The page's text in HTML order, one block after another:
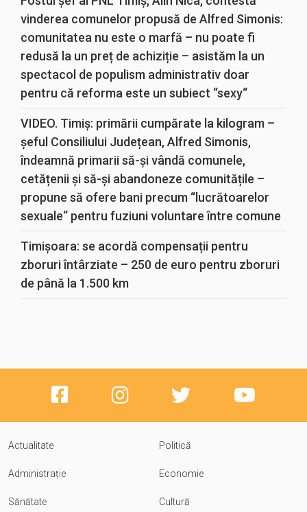
vinderea comunelor propusă de Alfred Simonis:
comunitatea nu este o marfă – nu poate fi
redusă la un preț de achiziție – asistăm la un
spectacol de populism administrativ doar
pentru că reforma este un subiect “sexy“
VIDEO. Timiș: primării cumpărate la kilogram –
șeful Consiliului Județean, Alfred Simonis,
îndeamnă primarii să-și vândă comunele,
cetățenii și să-și abandoneze comunitățile –
propune să ofere bani precum “lucrătoarelor
sexuale“ pentru fuziuni voluntare între comune
Timișoara: se acordă compensații pentru
zboruri întârziate – 250 de euro pentru zboruri
de până la 1.500 km
Actualitate Politică
Administrație Economie
Sănătate Cultură